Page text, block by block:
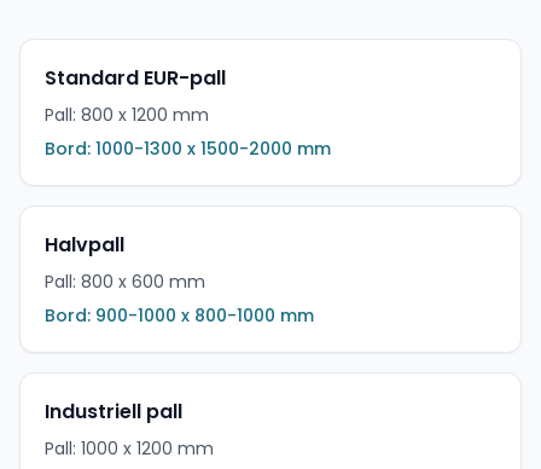
Standard EUR-pall
Pall: 800 x 1200 mm
Bord: 1000-1300 x 1500-2000 mm
Halvpall
Pall: 800 x 600 mm
Bord: 900-1000 x 800-1000 mm
Industriell pall
Pall: 1000 x 1200 mm